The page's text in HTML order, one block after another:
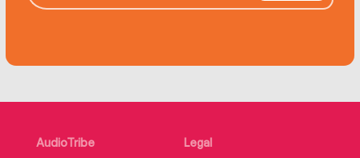
inspiration behind the epic saga, and a touching
AudioTribe
Legal